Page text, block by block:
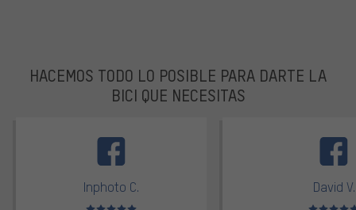
HACEMOS TODO LO POSIBLE PARA DARTE LA
BICI QUE NECESITAS
Inphoto C.
Valoración media: 5 de 5
David V.
Valoración